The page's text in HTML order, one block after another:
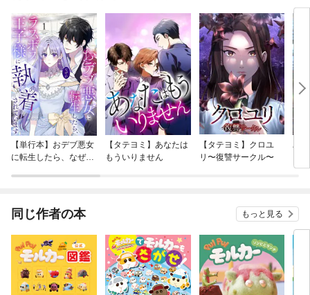
【単行本】おデブ悪女
に転生したら、なぜか
【タテヨミ】あなたは
もういりません
【タテヨミ】クロユ
リ〜復讐サークル〜
バ
今
同じ作者の本 もっと見る